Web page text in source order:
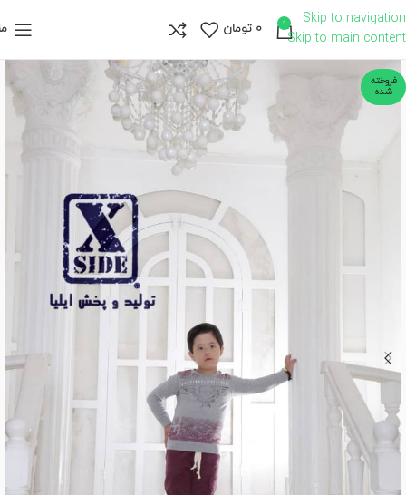
Skip to navigation
Skip to main content
0
0 تومان
فروخته
شده